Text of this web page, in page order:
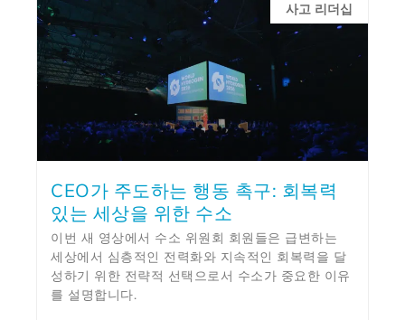
사고 리더십
CEO가 주도하는 행동 촉구: 회복력
있는 세상을 위한 수소
이번 새 영상에서 수소 위원회 회원들은 급변하는
세상에서 심층적인 전력화와 지속적인 회복력을 달
성하기 위한 전략적 선택으로서 수소가 중요한 이유
를 설명합니다.